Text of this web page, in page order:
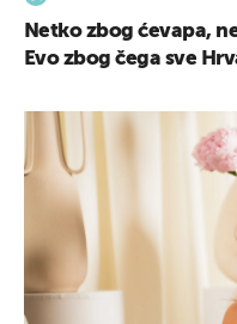
Netko zbog ćevapa,
Evo zbog čega sve